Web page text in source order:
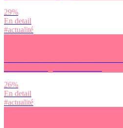
29%
En detail
#actualité
26%
En detail
#actualité